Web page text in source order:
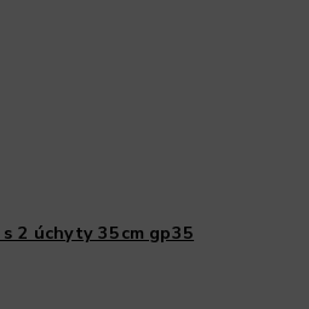
2 úchyty 35cm gp35